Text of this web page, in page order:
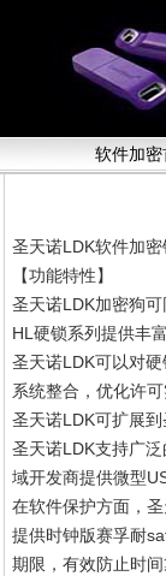
软件加密
圣天诺LDK软件加
【功能特性】
圣天诺LDK加密狗可
HL硬锁系列提供丰
圣天诺LDK可以对
系统整合，优化许可
圣天诺LDK可扩展到
圣天诺LDK支持广
域开发商提供微型
在软件保护方面，
提供时钟版赛孚耐
期限，有效防止时间